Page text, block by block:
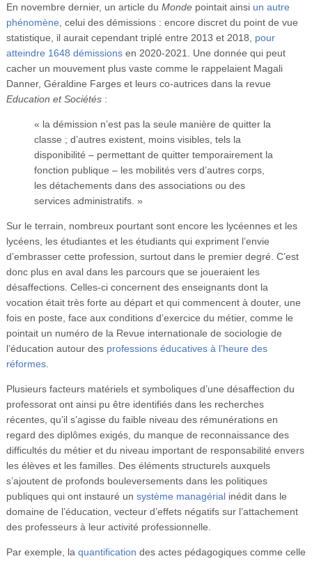
En novembre dernier, un article du Mondepointait ainsi un autre
phénomène, celui des démissions : encore discret du point de vue
statistique, il aurait cependant triplé entre 2013 et 2018, pour
atteindre 1648 démissionsen 2020-2021. Une donnée qui peut
cacher un mouvement plus vaste comme le rappelaient Magali
Danner, Géraldine Farges et leurs co-autrices dans la revue
Education et Sociétés:
« la démission n’est pas la seule manière de quitter la
classe ; d’autres existent, moins visibles, tels la
disponibilité – permettant de quitter temporairement la
fonction publique – les mobilités vers d’autres corps,
les détachements dans des associations ou des
services administratifs. »
Sur le terrain, nombreux pourtant sont encore les lycéennes et les
lycéens, les étudiantes et les étudiants qui expriment l’envie
d’embrasser cette profession, surtout dans le premier degré. C’est
donc plus en aval dans les parcours que se joueraient les
désaffections. Celles-ci concernent des enseignants dont la
vocation était très forte au départ et qui commencent à douter, une
fois en poste, face aux conditions d’exercice du métier, comme le
pointait un numéro de la Revue internationale de sociologie de
l’éducation autour des professions éducatives à l’heure des
réformes.
Plusieurs facteurs matériels et symboliques d’une désaffection du
professorat ont ainsi pu être identifiés dans les recherches
récentes, qu’il s’agisse du faible niveau des rémunérations en
regard des diplômes exigés, du manque de reconnaissance des
difficultés du métier et du niveau important de responsabilité envers
les élèves et les familles. Des éléments structurels auxquels
s’ajoutent de profonds bouleversements dans les politiques
publiques qui ont instauré un système managérialinédit dans le
domaine de l’éducation, vecteur d’effets négatifs sur l’attachement
des professeurs à leur activité professionnelle.
Par exemple, la quantification des actes pédagogiques comme celle